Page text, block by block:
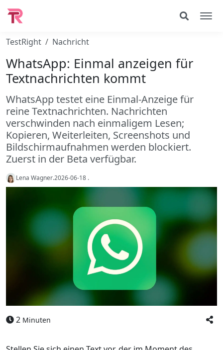
TestRight Nachricht
WhatsApp: Einmal anzeigen für
Textnachrichten kommt
WhatsApp testet eine Einmal-Anzeige für
reine Textnachrichten. Nachrichten
verschwinden nach einmaligem Lesen;
Kopieren, Weiterleiten, Screenshots und
Bildschirmaufnahmen werden blockiert.
Zuerst in der Beta verfügbar.
Lena Wagner.2026-06-18 .
2 Minuten